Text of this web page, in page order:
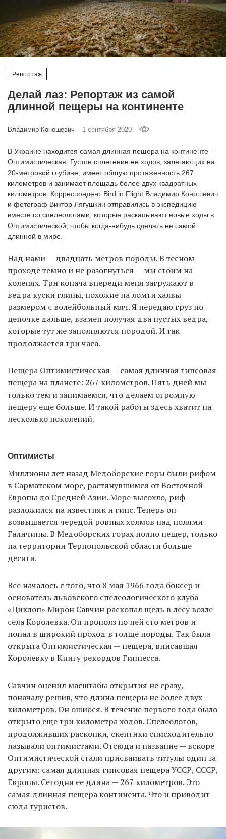
EN
UA
Репортаж
Делай лаз: Репортаж из самой
длинной пещеры на континенте
Владимир Коношевич 1 сентября 2020
В Украине находится самая длинная пещера на континенте —
Оптимистическая. Густое сплетение ее ходов, залегающих на
20-метровой глубине, имеет общую протяженность 267
километров и занимает площадь более двух квадратных
километров. Корреспондент Bird in Flight Владимир Коношевич
и фотограф Виктор Лягушкин отправились в экспедицию
вместе со спелеологами, которые раскапывают новые ходы в
Оптимистической, чтобы когда-нибудь сделать ее самой
длинной в мире.
Над нами — двадцать метров породы. В тесном
проходе темно и не разогнуться — мы стоим на
коленях. Три копача впереди меня загружают в
ведра куски глины, похожие на ломти халвы
размером с волейбольный мяч. Я передаю груз по
цепочке дальше, взамен получая два пустых ведра,
которые тут же заполняются породой. И так
продолжается три часа.
Пещера Оптимистическая — самая длинная гипсовая
пещера на планете: 267 километров. Пять дней мы
только тем и занимаемся, что делаем огромную
пещеру еще больше. И такой работы здесь хватит на
несколько поколений.
Оптимисты
Миллионы лет назад Медоборские горы были рифом
в Сарматском море, растянувшимся от Восточной
Европы до Средней Азии. Море высохло, риф
разложился на известняк и гипс. Теперь он
возвышается чередой ровных холмов над полями
Галичины. В Медоборских горах полно пещер, только
на территории Тернопольской области больше
десяти.
Все началось с того, что 8 мая 1966 года боксер и
основатель львовского спелеологического клуба
«Циклоп» Мирон Савчин раскопал щель в лесу возле
села Королевка. Он прополз по ней сто метров и
попал в широкий проход в толще породы. Так была
открыта Оптимистическая — пещера, вписавшая
Королевку в Книгу рекордов Гиннесса.
Савчин оценил масштабы открытия не сразу,
поначалу решив, что длина пещеры не более двух
километров. Он ошибся. В течение первого года было
открыто еще три километра ходов. Спелеологов,
продолживших раскопки, скептики снисходительно
называли оптимистами. Отсюда и название — вскоре
Оптимистической стали присваивать титулы один за
другим: самая длинная гипсовая пещера УССР, СССР,
Европы. Сегодня ее длина — 267 километров. Это
самая длинная пещера континента. Что и приводит
сюда туристов.